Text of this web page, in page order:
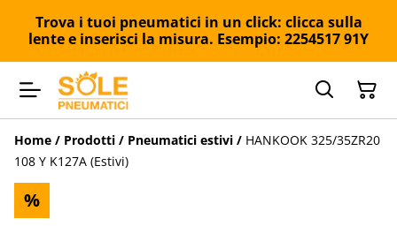
Trova i tuoi pneumatici in un click: clicca sulla
lente e inserisci la misura. Esempio: 2254517 91Y
Home / Prodotti / Pneumatici estivi / HANKOOK 325/35ZR20
108 Y K127A (Estivi)
%